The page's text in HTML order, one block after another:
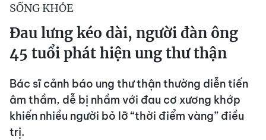
SỐNG KHỎE
Đau lưng kéo dài, người đàn ông
45 tuổi phát hiện ung thư thận
Bác sĩ cảnh báo ung thư thận thường diễn tiến
âm thầm, dễ bị nhầm với đau cơ xương khớp
khiến nhiều người bỏ lỡ “thời điểm vàng” điều
trị.